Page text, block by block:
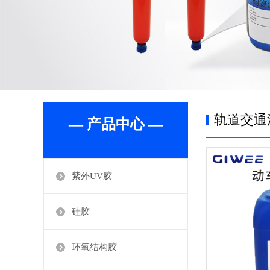
— 产品中心 —
紫外UV胶
硅胶
环氧结构胶
轨道交